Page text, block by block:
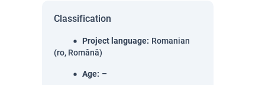
Classification
Project language: Romanian
(ro, Română)
Age: –